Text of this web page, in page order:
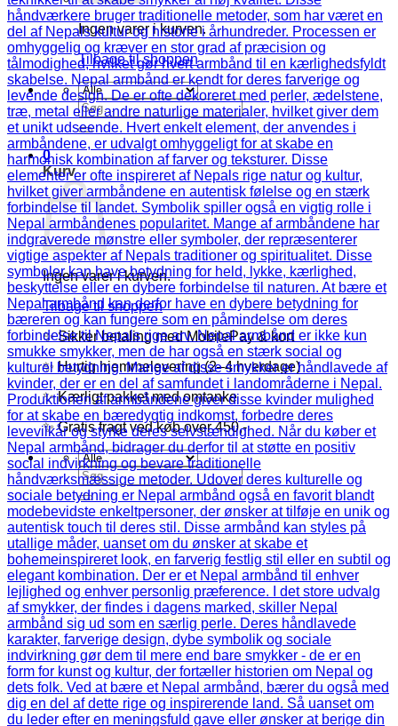
Ingen varer i kurven.
Tilbage til shoppen
Søg
efter:
0
Kurv
Ingen varer i kurven.
Tilbage til shoppen
✨ Sikker betaling med MobilePay & kort
✨ Hurtig hjemmelevering (2–4 hverdage)
✨ Kærligt pakket med omtanke
✨ Gratis fragt ved køb over 450,-
Søg
efter: